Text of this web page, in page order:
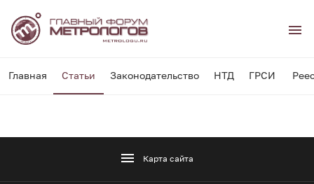
Главная Статьи Законодательство НТД ГРСИ
Карта сайта